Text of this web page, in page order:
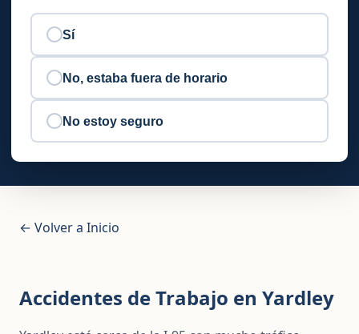
Sí
No, estaba fuera de horario
No estoy seguro
← Volver a Inicio
Accidentes de Trabajo en Yardley